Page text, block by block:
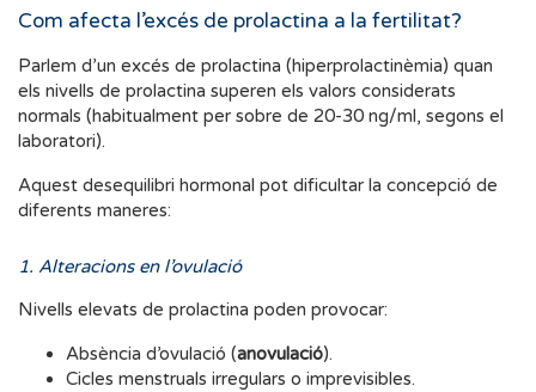
Com afecta l’excés de prolactina a la fertilitat?
Parlem d’un excés de prolactina (hiperprolactinèmia) quan
els nivells de prolactina superen els valors considerats
normals (habitualment per sobre de 20-30 ng/ml, segons el
laboratori).
Aquest desequilibri hormonal pot dificultar la concepció de
diferents maneres:
1. Alteracions en l’ovulació
Nivells elevats de prolactina poden provocar:
Absència d’ovulació (anovulació).
Cicles menstruals irregulars o imprevisibles.